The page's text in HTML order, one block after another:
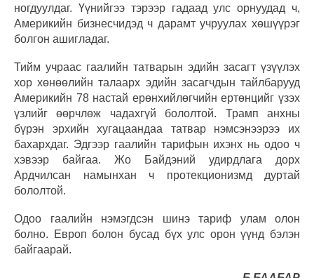
ногдуулдаг. Үүнийгээ тэрээр гадаад улс орнуудад ч,
Америкийн бизнесчидэд ч дарамт учруулах хөшүүрэг
болгон ашигладаг.
Тийм учраас гаалийн татварын эдийн засагт үзүүлэх
хор хөнөөлийн талаарх эдийн засагчдын тайлбарууд
Америкийн 78 настай ерөнхийлөгчийн ертөнцийг үзэх
үзлийг өөрчлөж чадахгүй бололтой. Трамп анхны
бүрэн эрхийн хугацаандаа татвар нэмсэнээрээ их
бахархдаг. Эдгээр гаалийн тарифын ихэнх нь одоо ч
хэвээр байгаа. Жо Байдэний удирдлага дорх
Ардчилсан намынхан ч протекционизмд дуртай
бололтой.
Одоо гаалийн нэмэгдсэн шинэ тариф улам олон
болно. Европ болон бусад бүх улс орон үүнд бэлэн
байгаарай.